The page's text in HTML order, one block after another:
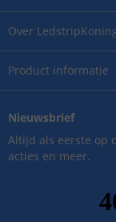
Over
Product informatie
Nieuwsbrief
Altijd als eerste op
acties en meer.